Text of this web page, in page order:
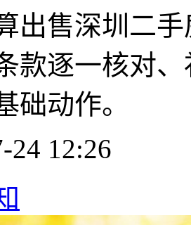
出售深圳二
款逐一核对
础动作。
24 12:26